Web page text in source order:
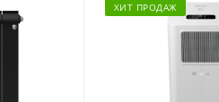
ХИТ ПРОДАЖ